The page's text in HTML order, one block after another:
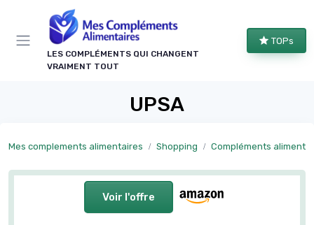
LES COMPLÉMENTS QUI CHANGENT
VRAIMENT TOUT
TOPs
UPSA
Mes complements alimentaires Shopping Compléments alimentaires forme et
Voir l'offre
Panneau de gestion des cookies